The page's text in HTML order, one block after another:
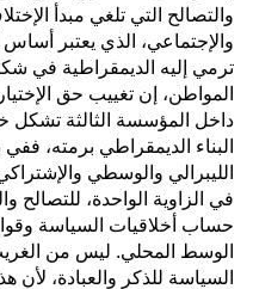
والتصالح التي تلغي مبدأ
والإجتماعي، الذي يعتبر
ترمي إليه الديمقراطية في
المواطن، إن تغييب حق
داخل المؤسسة الثالثة تشكل
البناء الديمقراطي برمته،
الليبرالي والوسطي
في الزاوية الواحدة، للتصالح
حساب أخلاقيات السياسة
الوسط المحلي. ليس من
السياسة للذكر والعبادة،